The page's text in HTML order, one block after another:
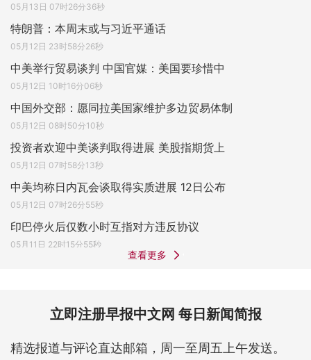
05月13日 07时26分36秒
特朗普：本周末或与习近平通话
05月12日 23时58分26秒
中美举行贸易谈判 中国官媒：美国要珍惜中
05月12日 10时16分06秒
中国外交部：愿同拉美国家维护多边贸易体制
05月12日 08时50分10秒
投资者欢迎中美谈判取得进展 美股指期货上
05月12日 07时58分13秒
中美均称日内瓦会谈取得实质进展 12日公布
05月12日 07时26分55秒
印巴停火后仅数小时互指对方违反协议
05月11日 22时15分55秒
查看更多
立即注册早报中文网 每日新闻简报
精选报道与评论直达邮箱，周一至周五上午发送。